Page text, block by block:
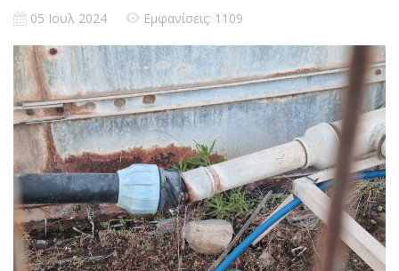
05 Ιουλ 2024 Εμφανίσεις: 1109